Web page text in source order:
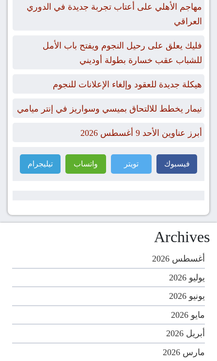
مهاجم الأهلي على أعتاب تجربة جديدة في الدوري
العراقي
فليك يعلق على رحيل النجوم ويفتح باب الأمل
للشباب عقب خسارة بطولة أوديني
هيكلة جديدة للعقود وإلغاء الإعلانات للنجوم
نيمار يخطط للالتحاق بميسي وسواريز في إنتر ميامي
أبرز عناوين الأحد 9 أغسطس 2026
فيسبوك تويتر واتساب تيليجرام
Archives
أغسطس 2026
يوليو 2026
يونيو 2026
مايو 2026
أبريل 2026
مارس 2026